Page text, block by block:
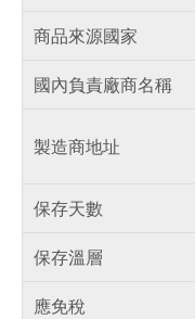
商品來源國家
國內負責廠商名稱
製造商地址
保存天數
保存溫層
應免稅